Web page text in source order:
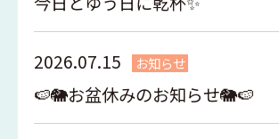
2026.07.15 お知らせ
🍉🐘お盆休みのお知らせ🐘🍉